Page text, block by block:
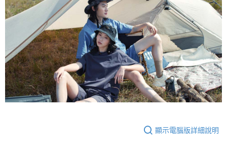
顯示電腦版詳細說明